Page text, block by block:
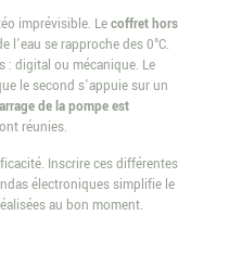
imprévisible. Lecoffret hors
l’eau se rapproche des 0°C.
: digital ou mécanique. Le
le second s’appuie sur un
de la pompe est
réunies.
Inscrire ces différentes
électroniques simplifie le
au bon moment.